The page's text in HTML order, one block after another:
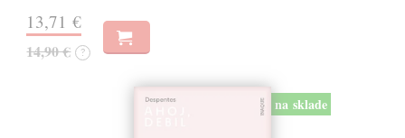
13,71 €
14,90 € ?
na sklade